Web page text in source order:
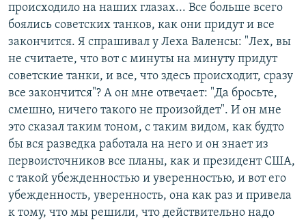
происходило на наших глазах... Все больше всего
боялись советских танков, как они придут и все
закончится. Я спрашивал у Леха Валенсы: "Лех, вы
не считаете, что вот с минуты на минуту придут
советские танки, и все, что здесь происходит, сразу
все закончится"? А он мне отвечает: "Да бросьте,
смешно, ничего такого не произойдет". И он мне
это сказал таким тоном, с таким видом, как будто
бы вся разведка работала на него и он знает из
первоисточников все планы, как и президент США,
с такой убежденностью и уверенностью, и вот его
убежденность, уверенность, она как раз и привела
к тому, что мы решили, что действительно надо